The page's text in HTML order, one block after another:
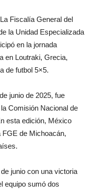
Fiscalía General del
la Unidad Especializada
en la jornada
en Loutraki, Grecia,
de futbol 5×5.
junio de 2025, fue
Comisión Nacional de
esta edición, México
FGE de Michoacán,
junio con una victoria
equipo sumó dos